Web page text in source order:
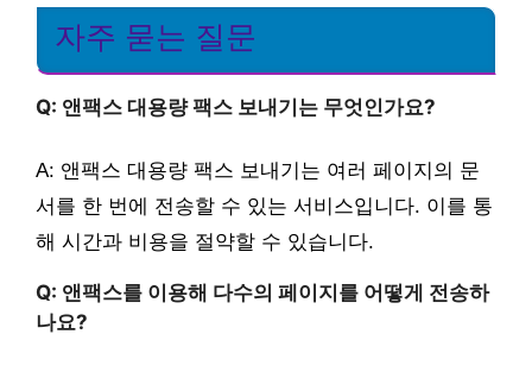
자주 묻는 질문
Q: 앤팩스 대용량 팩스 보내기는 무엇인가요?
A: 앤팩스 대용량 팩스 보내기는 여러 페이지의 문
서를 한 번에 전송할 수 있는 서비스입니다. 이를 통
해 시간과 비용을 절약할 수 있습니다.
Q: 앤팩스를 이용해 다수의 페이지를 어떻게 전송하
나요?